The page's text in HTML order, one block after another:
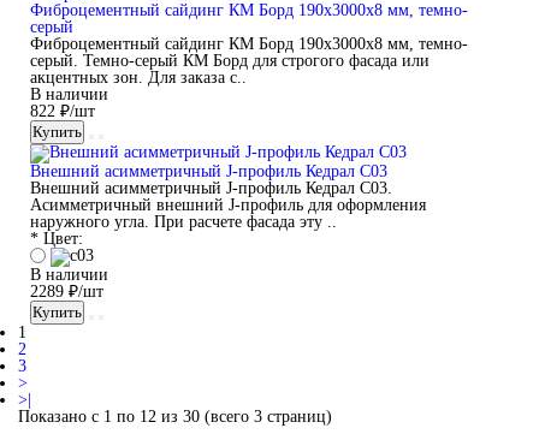
Фиброцементный сайдинг КМ Борд 190x3000x8 мм, темно-
серый
Фиброцементный сайдинг КМ Борд 190x3000x8 мм, темно-
серый. Темно-серый КМ Борд для строгого фасада или
акцентных зон. Для заказа с..
В наличии
822 ₽/шт
Купить
Внешний асимметричный J-профиль Кедрал C03
Внешний асимметричный J-профиль Кедрал C03.
Асимметричный внешний J-профиль для оформления
наружного угла. При расчете фасада эту ..
* Цвет:
В наличии
2289 ₽/шт
Купить
1
2
3
>
>|
Показано с 1 по 12 из 30 (всего 3 страниц)